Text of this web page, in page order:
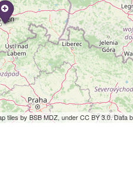
tiles by BSB MDZ, under CC BY 3.0. Data